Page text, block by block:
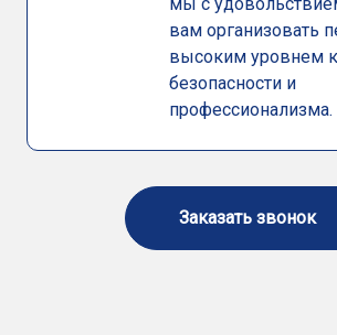
вам организовать
высоким уровнем
безопасности и
профессионализма.
Заказать звонок